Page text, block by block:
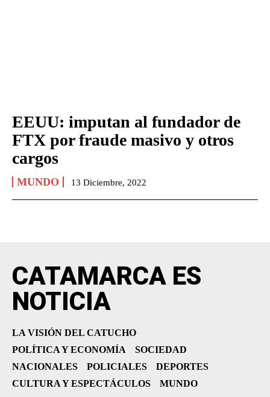
EEUU: imputan al fundador de
FTX por fraude masivo y otros
cargos
MUNDO 13 Diciembre, 2022
CATAMARCA ES
NOTICIA
LA VISIÓN DEL CATUCHO
POLÍTICA Y ECONOMÍA
SOCIEDAD
NACIONALES
POLICIALES
DEPORTES
CULTURA Y ESPECTÁCULOS
MUNDO